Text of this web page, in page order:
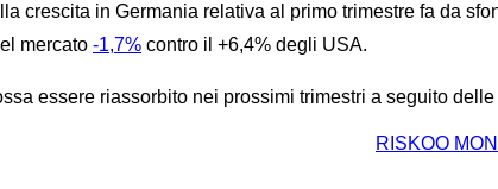
crescita in Germania relativa al primo trimestre fa da
mercato -1,7% contro il +6,4% degli USA.
essere riassorbito nei prossimi trimestri a seguito